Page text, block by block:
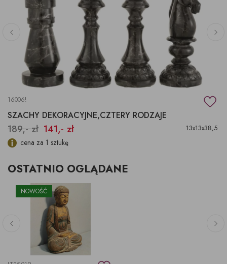
16006!
SZACHY DEKORACYJNE,CZTERY RODZAJE
189,- zł 141,- zł 13x13x38,5
cena za 1 sztukę
OSTATNIO OGLĄDANE
NOWOŚĆ